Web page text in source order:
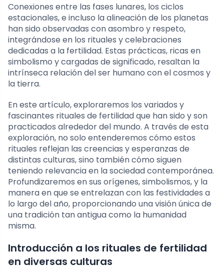
Conexiones entre las fases lunares, los ciclos
estacionales, e incluso la alineación de los planetas
han sido observadas con asombro y respeto,
integrándose en los rituales y celebraciones
dedicadas a la fertilidad. Estas prácticas, ricas en
simbolismo y cargadas de significado, resaltan la
intrínseca relación del ser humano con el cosmos y
la tierra.
En este artículo, exploraremos los variados y
fascinantes rituales de fertilidad que han sido y son
practicados alrededor del mundo. A través de esta
exploración, no solo entenderemos cómo estos
rituales reflejan las creencias y esperanzas de
distintas culturas, sino también cómo siguen
teniendo relevancia en la sociedad contemporánea.
Profundizaremos en sus orígenes, simbolismos, y la
manera en que se entrelazan con las festividades a
lo largo del año, proporcionando una visión única de
una tradición tan antigua como la humanidad
misma.
Introducción a los rituales de fertilidad
en diversas culturas